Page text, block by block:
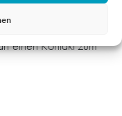
Wir
einen Kontakt zum